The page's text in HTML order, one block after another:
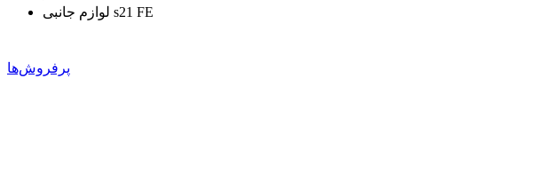
لوازم جانبی s21 FE
پرفروش‌ها